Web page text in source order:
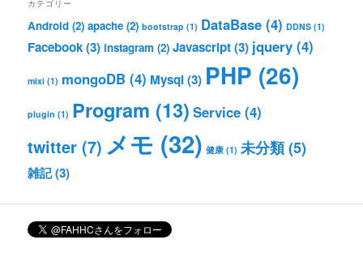
カテゴリー
Android (2) apache (2) bootstrap (1) DataBase (4) DDNS (1)
Facebook(3) instagram (2) Javascript(3) jquery (4)
mixi (1) mongoDB (4) Mysql(3) PHP (26)
plugin (1) Program (13) Service (4)
twitter (7) メモ (32) 健康 (1) 未分類(5)
雑記(3)